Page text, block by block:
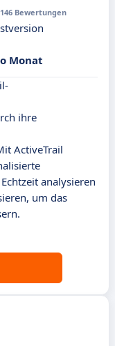
146 Bewertungen
Monat
ihre
ActiveTrail
analysieren
um das